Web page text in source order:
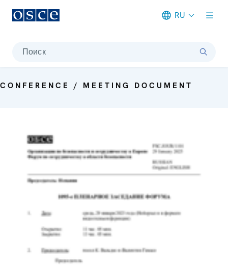
RU
Поиск
CONFERENCE / MEETING DOCUMENT